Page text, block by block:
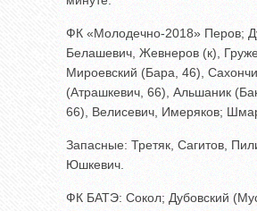
ФК «Молодечно-2018» Перов;
Белашевич, Жевнеров (к),
Мироевский (Бара, 46),
(Атрашкевич, 66), Альшаник
66), Велисевич, Имеряков;
Запасные: Третяк, Сагитов,
Юшкевич.
ФК БАТЭ: Сокол; Дубовский